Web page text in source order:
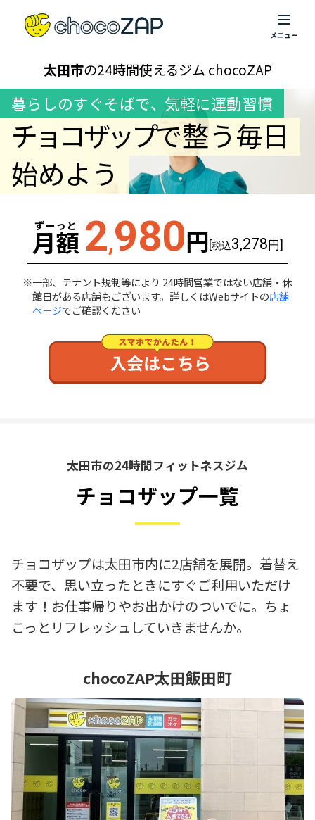
太田市の24時間使えるジム chocoZAP
暮らしのすぐそばで、 気軽に運動習慣
チョコザップで整う毎日
始めよう
ずーっと
月額 2,980円[税込3,278円]
一部、テナント規制等により 24時間営業ではない店舗・休
館日がある店舗もございます。詳しくはWebサイトの店舗
ページでご確認ください
太田市の24時間フィットネスジム
チョコザップ一覧
チョコザップは太田市内に2店舗を展開。着替え
不要で、思い立ったときにすぐご利用いただけ
ます！お仕事帰りやお出かけのついでに。ちょ
こっとリフレッシュしていきませんか。
chocoZAP太田飯田町